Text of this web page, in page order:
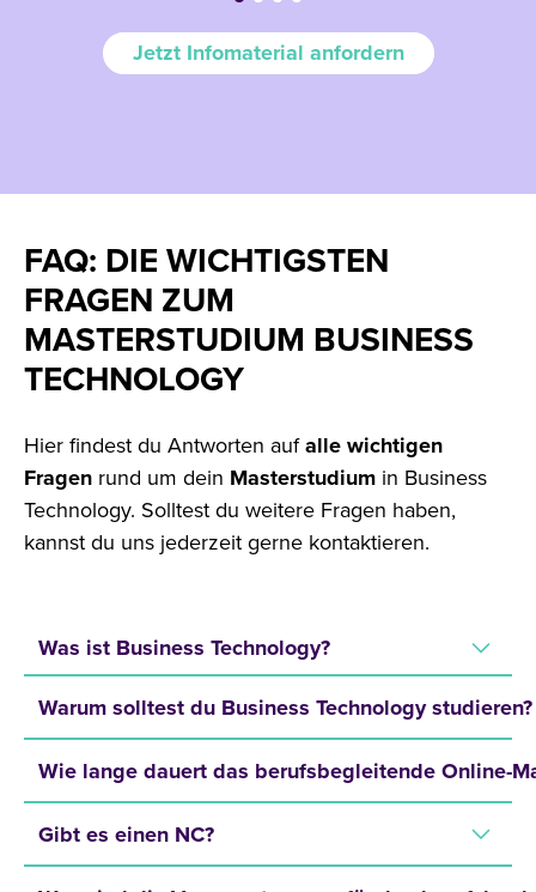
Jetzt Infomaterial anfordern
FAQ: DIE WICHTIGSTEN
FRAGEN ZUM
MASTERSTUDIUM BUSINESS
TECHNOLOGY
Hier findest du Antworten aufalle wichtigen
Fragen rund um dein Masterstudium in Business
Technology. Solltest du weitere Fragen haben,
kannst du uns jederzeit gerne kontaktieren.
Was ist Business Technology?
Warum solltest du Business Technology studieren?
Wie lange dauert das berufsbegleitende Online-
Gibt es einen NC?